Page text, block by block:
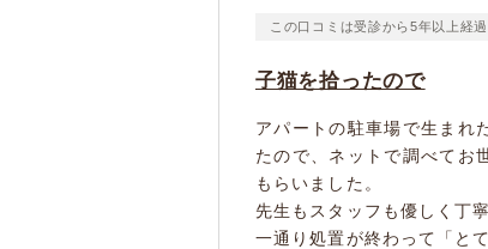
この口コミは受診から5年以上経過
子猫を拾ったので
アパートの駐車場で生まれ
たので、ネットで調べてお
もらいました。
先生もスタッフも優しく丁
一通り処置が終わって「と